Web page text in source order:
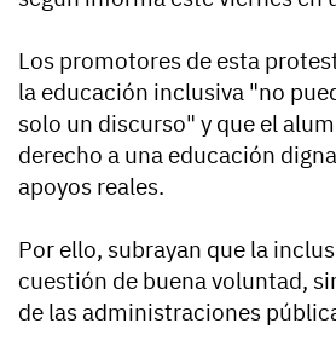
Los promotores de esta
la educación inclusiva "no
solo un discurso" y que el
derecho a una educación
apoyos reales.
Por ello, subrayan que la
cuestión de buena voluntad,
de las administraciones